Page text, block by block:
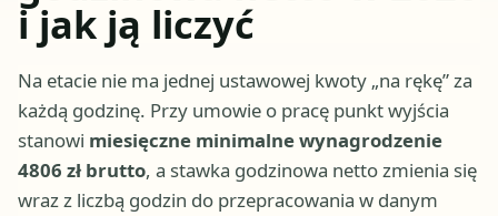
i jak ją liczyć
Na etacie nie ma jednej ustawowej kwoty „na rękę” za
każdą godzinę. Przy umowie o pracę punkt wyjścia
stanowi miesięczne minimalne wynagrodzenie
4806 zł brutto, a stawka godzinowa netto zmienia się
wraz z liczbą godzin do przepracowania w danym